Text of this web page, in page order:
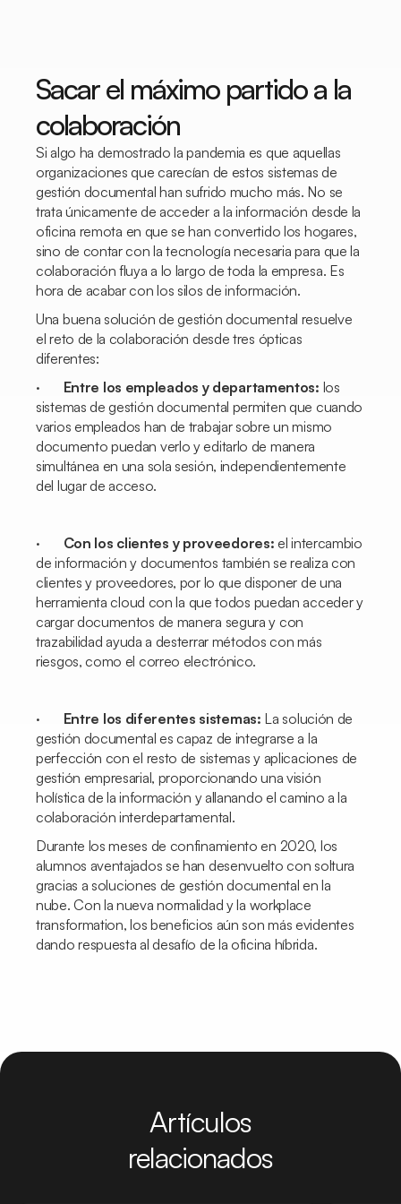
Sacar el máximo partido a la
colaboración
Si algo ha demostrado la pandemia es que aquellas
organizaciones que carecían de estos sistemas de
gestión documental han sufrido mucho más. No se
trata únicamente de acceder a la información desde la
oficina remota en que se han convertido los hogares,
sino de contar con la tecnología necesaria para que la
colaboración fluya a lo largo de toda la empresa. Es
hora de acabar con los silos de información.
Una buena solución de gestión documental resuelve
el reto de la colaboración desde tres ópticas
diferentes:
· Entre los empleados y departamentos: los
sistemas de gestión documental permiten que cuando
varios empleados han de trabajar sobre un mismo
documento puedan verlo y editarlo de manera
simultánea en una sola sesión, independientemente
del lugar de acceso.
· Con los clientes y proveedores: el intercambio
de información y documentos también se realiza con
clientes y proveedores, por lo que disponer de una
herramienta cloud con la que todos puedan acceder y
cargar documentos de manera segura y con
trazabilidad ayuda a desterrar métodos con más
riesgos, como el correo electrónico.
· Entre los diferentes sistemas: La solución de
gestión documental es capaz de integrarse a la
perfección con el resto de sistemas y aplicaciones de
gestión empresarial, proporcionando una visión
holística de la información y allanando el camino a la
colaboración interdepartamental.
Durante los meses de confinamiento en 2020, los
alumnos aventajados se han desenvuelto con soltura
gracias a soluciones de gestión documental en la
nube. Con la nueva normalidad y la workplace
transformation, los beneficios aún son más evidentes
dando respuesta al desafío de la oficina híbrida.
Artículos
relacionados